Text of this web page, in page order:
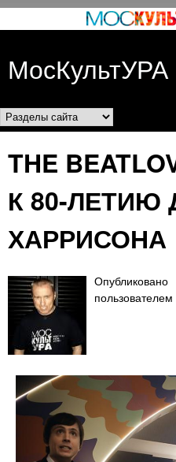
Перейти
МосКультУРА
Разделы сайта
THE
К 80-
ХАРРИСОНА
пользователем